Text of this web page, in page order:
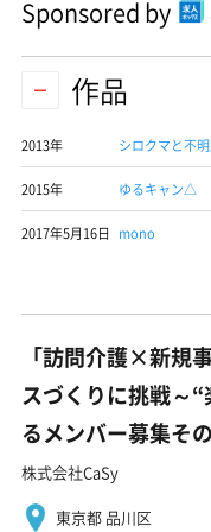
Sponsored by
作品
2013年 シロクマと不
2015年 ゆるキャン△
2017年5月16日 mono
「訪問介護×新規
スづくりに挑戦～
るメンバー募集そ
株式会社CaSy
東京都 品川区